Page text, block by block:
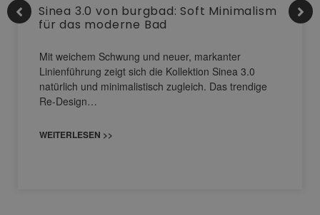
Sinea 3.0 von burgbad: Soft Minimalism
für das moderne Bad
Mit weichem Schwung und neuer, markanter
Linienführung zeigt sich die Kollektion Sinea 3.0
natürlich und minimalistisch zugleich. Das trendige
Re-Design…
WEITERLESEN >>